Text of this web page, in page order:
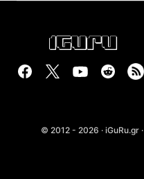
© 2012 - 2026 · iGuRu.gr ·